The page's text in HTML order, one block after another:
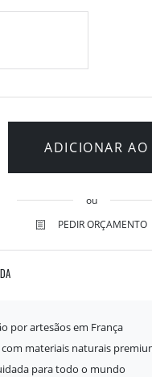
ADICIONAR AO
ou
PEDIR ORÇAMENTO
por artesãos em França
com materiais naturais
para todo o mundo